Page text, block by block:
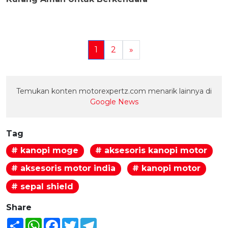
1 2 »
Temukan konten motorexpertz.com menarik lainnya di
Google News
Tag
# kanopi moge
# aksesoris kanopi motor
# aksesoris motor india
# kanopi motor
# sepal shield
Share
Share WhatsAppFacebook
Twitter